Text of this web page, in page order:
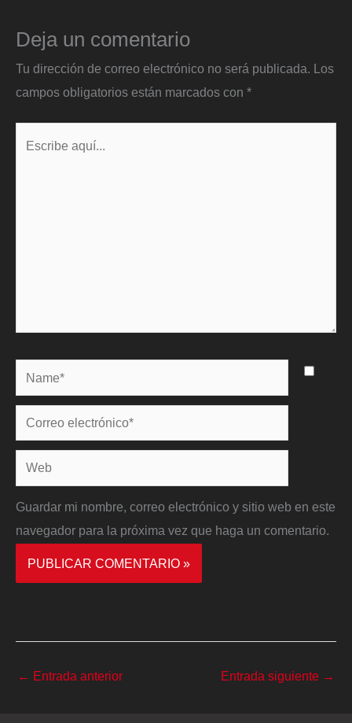
Deja un comentario
Tu dirección de correo electrónico no será publicada. Los
campos obligatorios están marcados con *
Name*
Correo
electrónico*
Web
Guardar mi nombre, correo electrónico y sitio web en este
navegador para la próxima vez que haga un comentario.
← Entrada anterior Entrada siguiente →